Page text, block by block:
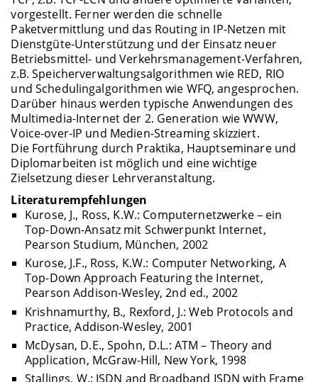
vorgestellt. Ferner werden die schnelle
Paketvermittlung und das Routing in IP-Netzen mit
Dienstgüte-Unterstützung und der Einsatz neuer
Betriebsmittel- und Verkehrsmanagement-Verfahren,
z.B. Speicherverwaltungsalgorithmen wie RED, RIO
und Schedulingalgorithmen wie WFQ, angesprochen.
Darüber hinaus werden typische Anwendungen des
Multimedia-Internet der 2. Generation wie WWW,
Voice-over-IP und Medien-Streaming skizziert.
Die Fortführung durch Praktika, Hauptseminare und
Diplomarbeiten ist möglich und eine wichtige
Zielsetzung dieser Lehrveranstaltung.
Literaturempfehlungen
Kurose, J., Ross, K.W.: Computernetzwerke – ein
Top-Down-Ansatz mit Schwerpunkt Internet,
Pearson Studium, München, 2002
Kurose, J.F., Ross, K.W.: Computer Networking, A
Top-Down Approach Featuring the Internet,
Pearson Addison-Wesley, 2nd ed., 2002
Krishnamurthy, B., Rexford, J.: Web Protocols and
Practice, Addison-Wesley, 2001
McDysan, D.E., Spohn, D.L.: ATM – Theory and
Application, McGraw-Hill, New York, 1998
Stallings, W.: ISDN and Broadband ISDN with Frame